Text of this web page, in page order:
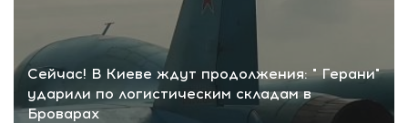
Сейчас! В Киеве ждут продолжения: " Герани"
ударили по логистическим складам в
Броварах